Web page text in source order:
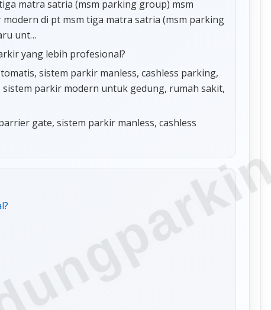
matra satria (msm parking group) msm
di pt msm tiga matra satria (msm parking
unt…
yang lebih profesional?
sistem parkir manless, cashless parking,
parkir modern untuk gedung, rumah sakit,
gate, sistem parkir manless, cashless